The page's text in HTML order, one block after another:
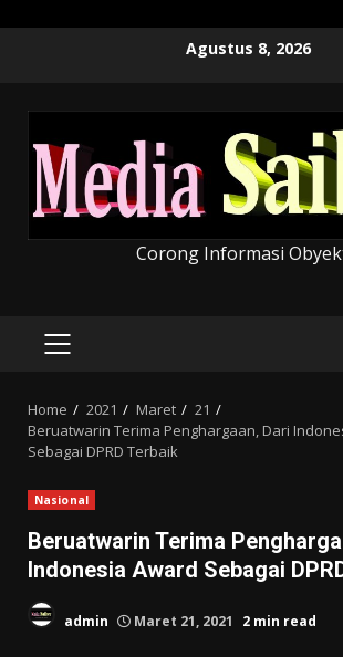
Agustus 8, 2026
Corong Informasi
PRIMARY
Home 2021 Maret
21
Beruatwarin Terima Penghargaan, Dari
Sebagai DPRD Terbaik
Nasional
Beruatwarin Terima
Indonesia Award Sebagai
admin Maret 21, 2021 2 min read